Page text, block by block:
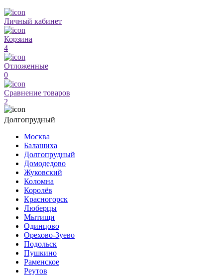
Личный кабинет
Корзина
4
Отложенные
0
Сравнение товаров
2
Долгопрудный
Москва
Балашиха
Долгопрудный
Домодедово
Жуковский
Коломна
Королёв
Красногорск
Люберцы
Мытищи
Одинцово
Орехово-Зуево
Подольск
Пушкино
Раменское
Реутов